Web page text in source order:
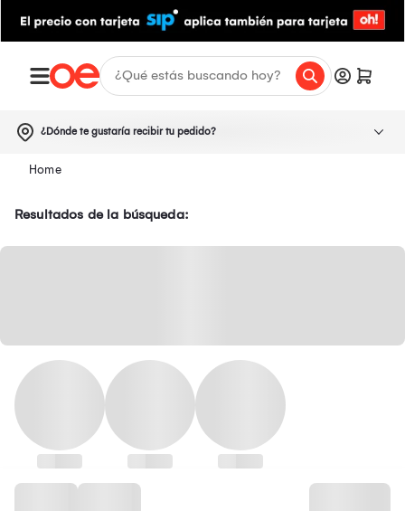
¿Dónde te gustaría recibir tu pedido?
Resultados de la búsqueda: